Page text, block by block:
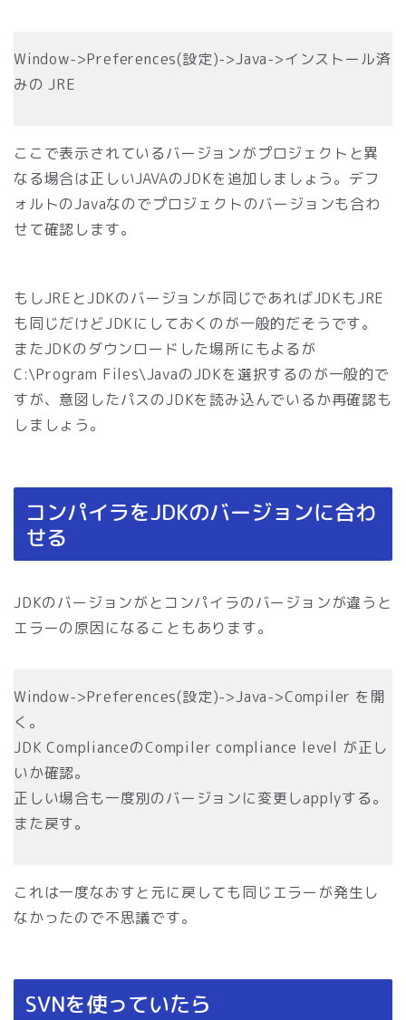
Window->Preferences(設定)->Java->インストール済
みの JRE
ここで表示されているバージョンがプロジェクトと異
なる場合は正しいJAVAのJDKを追加しましょう。デフ
ォルトのJavaなのでプロジェクトのバージョンも合わ
せて確認します。
もしJREとJDKのバージョンが同じであればJDKもJRE
も同じだけどJDKにしておくのが一般的だそうです。
またJDKのダウンロードした場所にもよるが
C:\Program Files\JavaのJDKを選択するのが一般的で
すが、意図したパスのJDKを読み込んでいるか再確認も
しましょう。
コンパイラをJDKのバージョンに合わ
せる
JDKのバージョンがとコンパイラのバージョンが違うと
エラーの原因になることもあります。
Window->Preferences(設定)->Java->Compiler を開
く。
JDK ComplianceのCompiler compliance level が正し
いか確認。
正しい場合も一度別のバージョンに変更しapplyする。
また戻す。
これは一度なおすと元に戻しても同じエラーが発生し
なかったので不思議です。
SVNを使っていたら